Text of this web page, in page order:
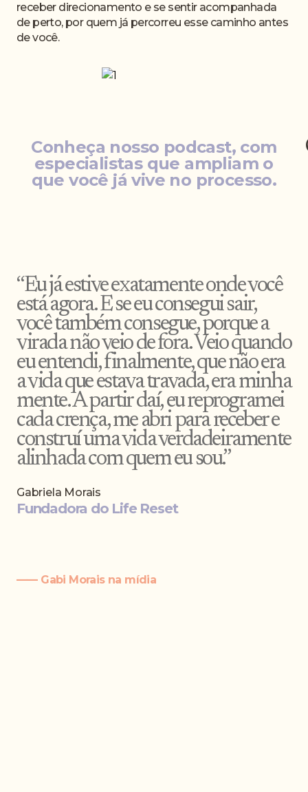
receber direcionamento e se sentir acompanhada
de perto, por quem já percorreu esse caminho antes
de você.
Conheça nosso podcast, com
especialistas que ampliam o
que você já vive no processo.
“Eu já estive exatamente onde você
está agora. E se eu consegui sair,
você também consegue, porque a
virada não veio de fora. Veio quando
eu entendi, finalmente, que não era
a vida que estava travada, era minha
mente. A partir daí, eu reprogramei
cada crença, me abri para receber e
construí uma vida verdadeiramente
alinhada com quem eu sou.”
Gabriela Morais
Fundadora do Life Reset
—— Gabi Morais na mídia